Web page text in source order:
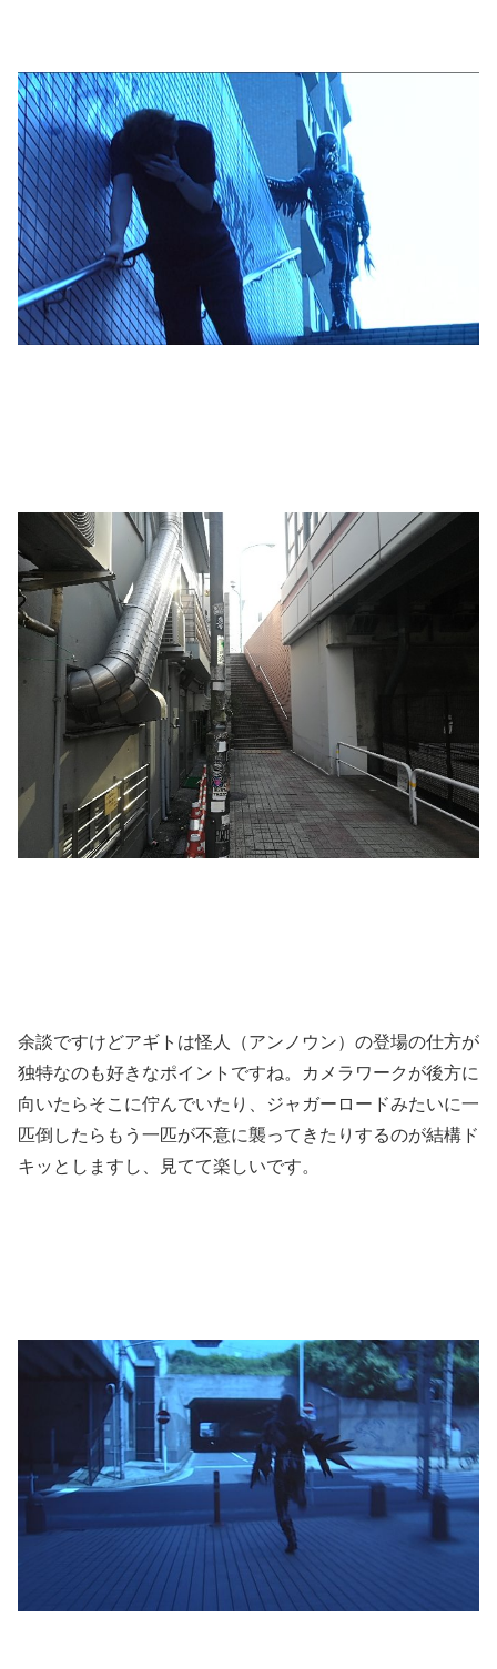
余談ですけどアギトは怪人（アンノウン）の登場の仕方が
独特なのも好きなポイントですね。カメラワークが後方に
向いたらそこに佇んでいたり、ジャガーロードみたいに一
匹倒したらもう一匹が不意に襲ってきたりするのが結構ド
キッとしますし、見てて楽しいです。